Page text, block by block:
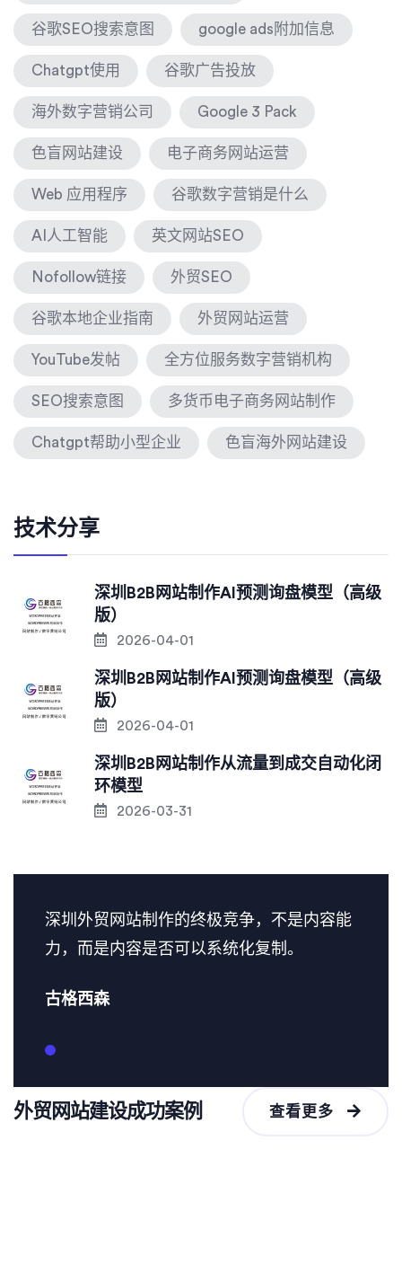
谷歌SEO搜索意图 google ads附加信息
Chatgpt使用 谷歌广告投放
海外数字营销公司 Google 3 Pack
色盲网站建设 电子商务网站运营
Web 应用程序 谷歌数字营销是什么
AI人工智能 英文网站SEO
Nofollow链接 外贸SEO
谷歌本地企业指南 外贸网站运营
YouTube发帖 全方位服务数字营销机构
SEO搜索意图 多货币电子商务网站制作
Chatgpt帮助小型企业 色盲海外网站建设
技术分享
深圳B2B网站制作AI预测询盘模型（高级
版）
2026-04-01
深圳B2B网站制作AI预测询盘模型（高级
版）
2026-04-01
深圳B2B网站制作从流量到成交自动化闭
环模型
2026-03-31
深圳外贸网站制作的终极竞争，不是内容能
力，而是内容是否可以系统化复制。
古格西森
外贸网站建设成功案例 查看更多